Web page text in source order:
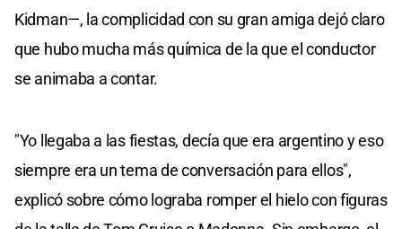
Kidman—, la complicidad con su gran amiga dejó claro
que hubo mucha más química de la que el conductor
se animaba a contar.
"Yo llegaba a las fiestas, decía que era argentino y eso
siempre era un tema de conversación para ellos",
explicó sobre cómo lograba romper el hielo con figuras